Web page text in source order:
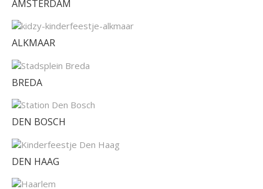
AMSTERDAM
ALKMAAR
BREDA
DEN BOSCH
DEN HAAG